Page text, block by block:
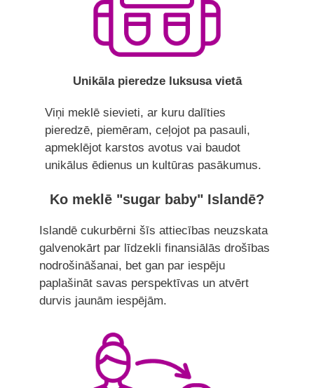
Unikāla pieredze luksusa vietā
Viņi meklē sievieti, ar kuru dalīties
pieredzē, piemēram, ceļojot pa pasauli,
apmeklējot karstos avotus vai baudot
unikālus ēdienus un kultūras pasākumus.
Ko meklē "sugar baby" Islandē?
Islandē cukurbērni šīs attiecības neuzskata
galvenokārt par līdzekli finansiālās drošības
nodrošināšanai, bet gan par iespēju
paplašināt savas perspektīvas un atvērt
durvis jaunām iespējām.